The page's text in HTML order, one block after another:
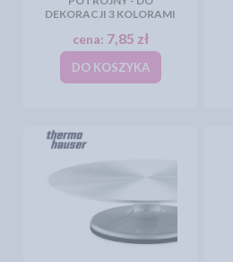
DEKORACJI 3 KOLORAMI
cena: 7,85 zł
DO KOSZYKA